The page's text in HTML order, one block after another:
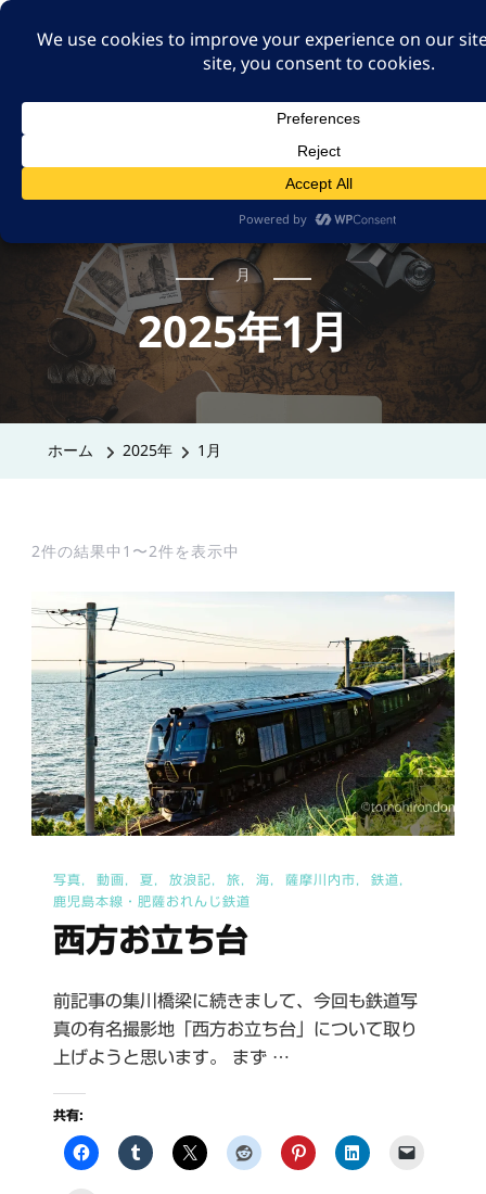
A GUT FEELING 7TH
身近な旅の記録や記憶、たまには思ったことも残そ
月
2025年1月
ホーム 2025年 1月
2件の結果中1〜2件を表示中
写真 動画 夏 放浪記 旅 海 薩摩川内市
鉄道
鹿児島本線・肥薩おれんじ鉄道
西方お立ち台
前記事の集川橋梁に続きまして、今回も鉄道写
真の有名撮影地「西方お立ち台」について取り
上げようと思います。 まず …
共有: